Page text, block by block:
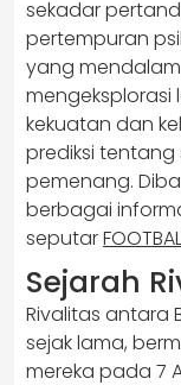
sekadar
pertempuran
yang
kekuatan dan
prediksi
pemenang.
berbagai
seputar
Sejarah
Rivalitas antara
sejak lama,
mereka pada 7